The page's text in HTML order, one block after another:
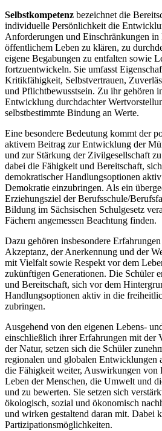
Selbstkompetenz bezeichnet die
individuelle Persönlichkeit die
Anforderungen und Einschränkungen
öffentlichem Leben zu klären, zu
eigene Begabungen zu entfalten sowie
fortzuentwickeln. Sie umfasst
Kritikfähigkeit, Selbstvertrauen,
und Pflichtbewusstsein. Zu ihr gehören
Entwicklung durchdachter
selbstbestimmte Bindung an Werte.
Eine besondere Bedeutung kommt der
aktivem Beitrag zur Entwicklung der
und zur Stärkung der Zivilgesellschaft
dabei die Fähigkeit und Bereitschaft,
demokratischer Handlungsoptionen
Demokratie einzubringen. Als ein
Erziehungsziel der Berufsschule/
Bildung im Sächsischen Schulgesetz
Fächern angemessen Beachtung finden.
Dazu gehören insbesondere
Akzeptanz, der Anerkennung und der
mit Vielfalt sowie Respekt vor dem
zukünftigen Generationen. Die Schüler
und Bereitschaft, sich vor dem
Handlungsoptionen aktiv in die
zubringen.
Ausgehend von den eigenen Lebens-
einschließlich ihrer Erfahrungen mit der
der Natur, setzen sich die Schüler
regionalen und globalen Entwicklungen
die Fähigkeit weiter, Auswirkungen von
Leben der Menschen, die Umwelt und
und zu bewerten. Sie setzen sich
ökologisch, sozial und ökonomisch
und wirken gestaltend daran mit. Dabei
Partizipationsmöglichkeiten.